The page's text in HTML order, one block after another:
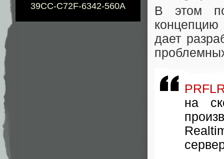
39CC-C72F-6342-560A
В этом
дает
на